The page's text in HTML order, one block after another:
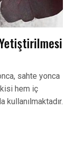
sahte yonca
hem iç
kullanılmaktadır.